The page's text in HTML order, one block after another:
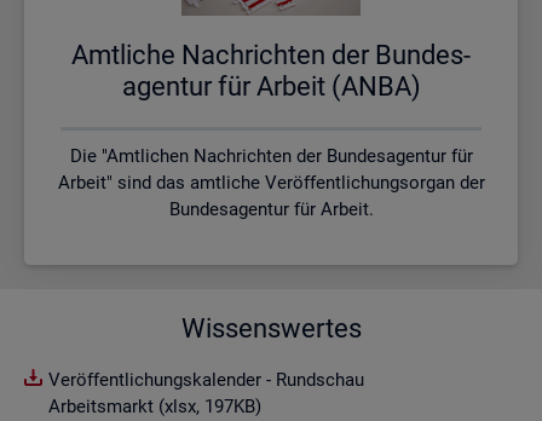
Amt­li­che Nach­rich­ten der Bun­des­
agen­tur für Ar­beit (ANBA)
Die "Amtlichen Nachrichten der Bundesagentur für
Arbeit" sind das amtliche Veröffentlichungsorgan der
Bundesagentur für Arbeit.
Wissenswertes
Veröffentlichungskalender - Rundschau
Arbeitsmarkt (xlsx, 197KB)